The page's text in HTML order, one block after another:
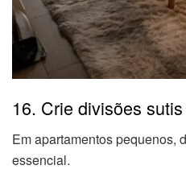
16. Crie divisões
Em apartamentos pequenos,
essencial.